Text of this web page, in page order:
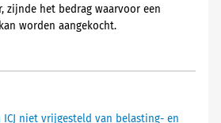
zijnde het bedrag waarvoor een
worden aangekocht.
niet vrijgesteld van belasting- en